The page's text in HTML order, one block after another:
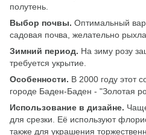
полутень.
Выбор почвы. Оптимальный
садовая почва, желательно
Зимний период. На зиму розу
требуется укрытие.
Особенности. В 2000 году этот
городе Баден-Баден - "Золотая
Использование в дизайне.
для срезки. Её используют
также для украшения